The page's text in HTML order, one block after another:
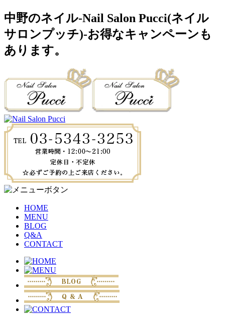
中野のネイル-Nail Salon Pucci(ネイル
サロンプッチ)-お得なキャンペーンも
あります。
HOME
MENU
BLOG
Q&A
CONTACT